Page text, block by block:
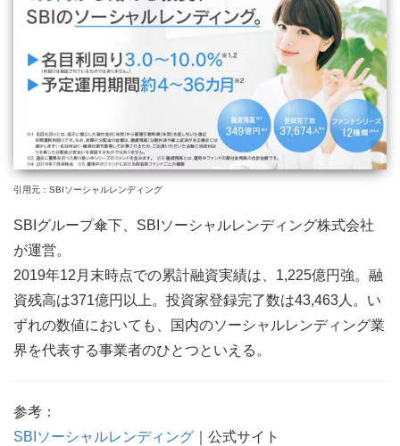
引用元：SBIソーシャルレンディング
SBIグループ傘下、SBIソーシャルレンディング株式会社
が運営。
2019年12月末時点での累計融資実績は、1,225億円強。融
資残高は371億円以上。投資家登録完了数は43,463人。い
ずれの数値においても、国内のソーシャルレンディング業
界を代表する事業者のひとつといえる。
参考：
SBIソーシャルレンディング ｜公式サイト